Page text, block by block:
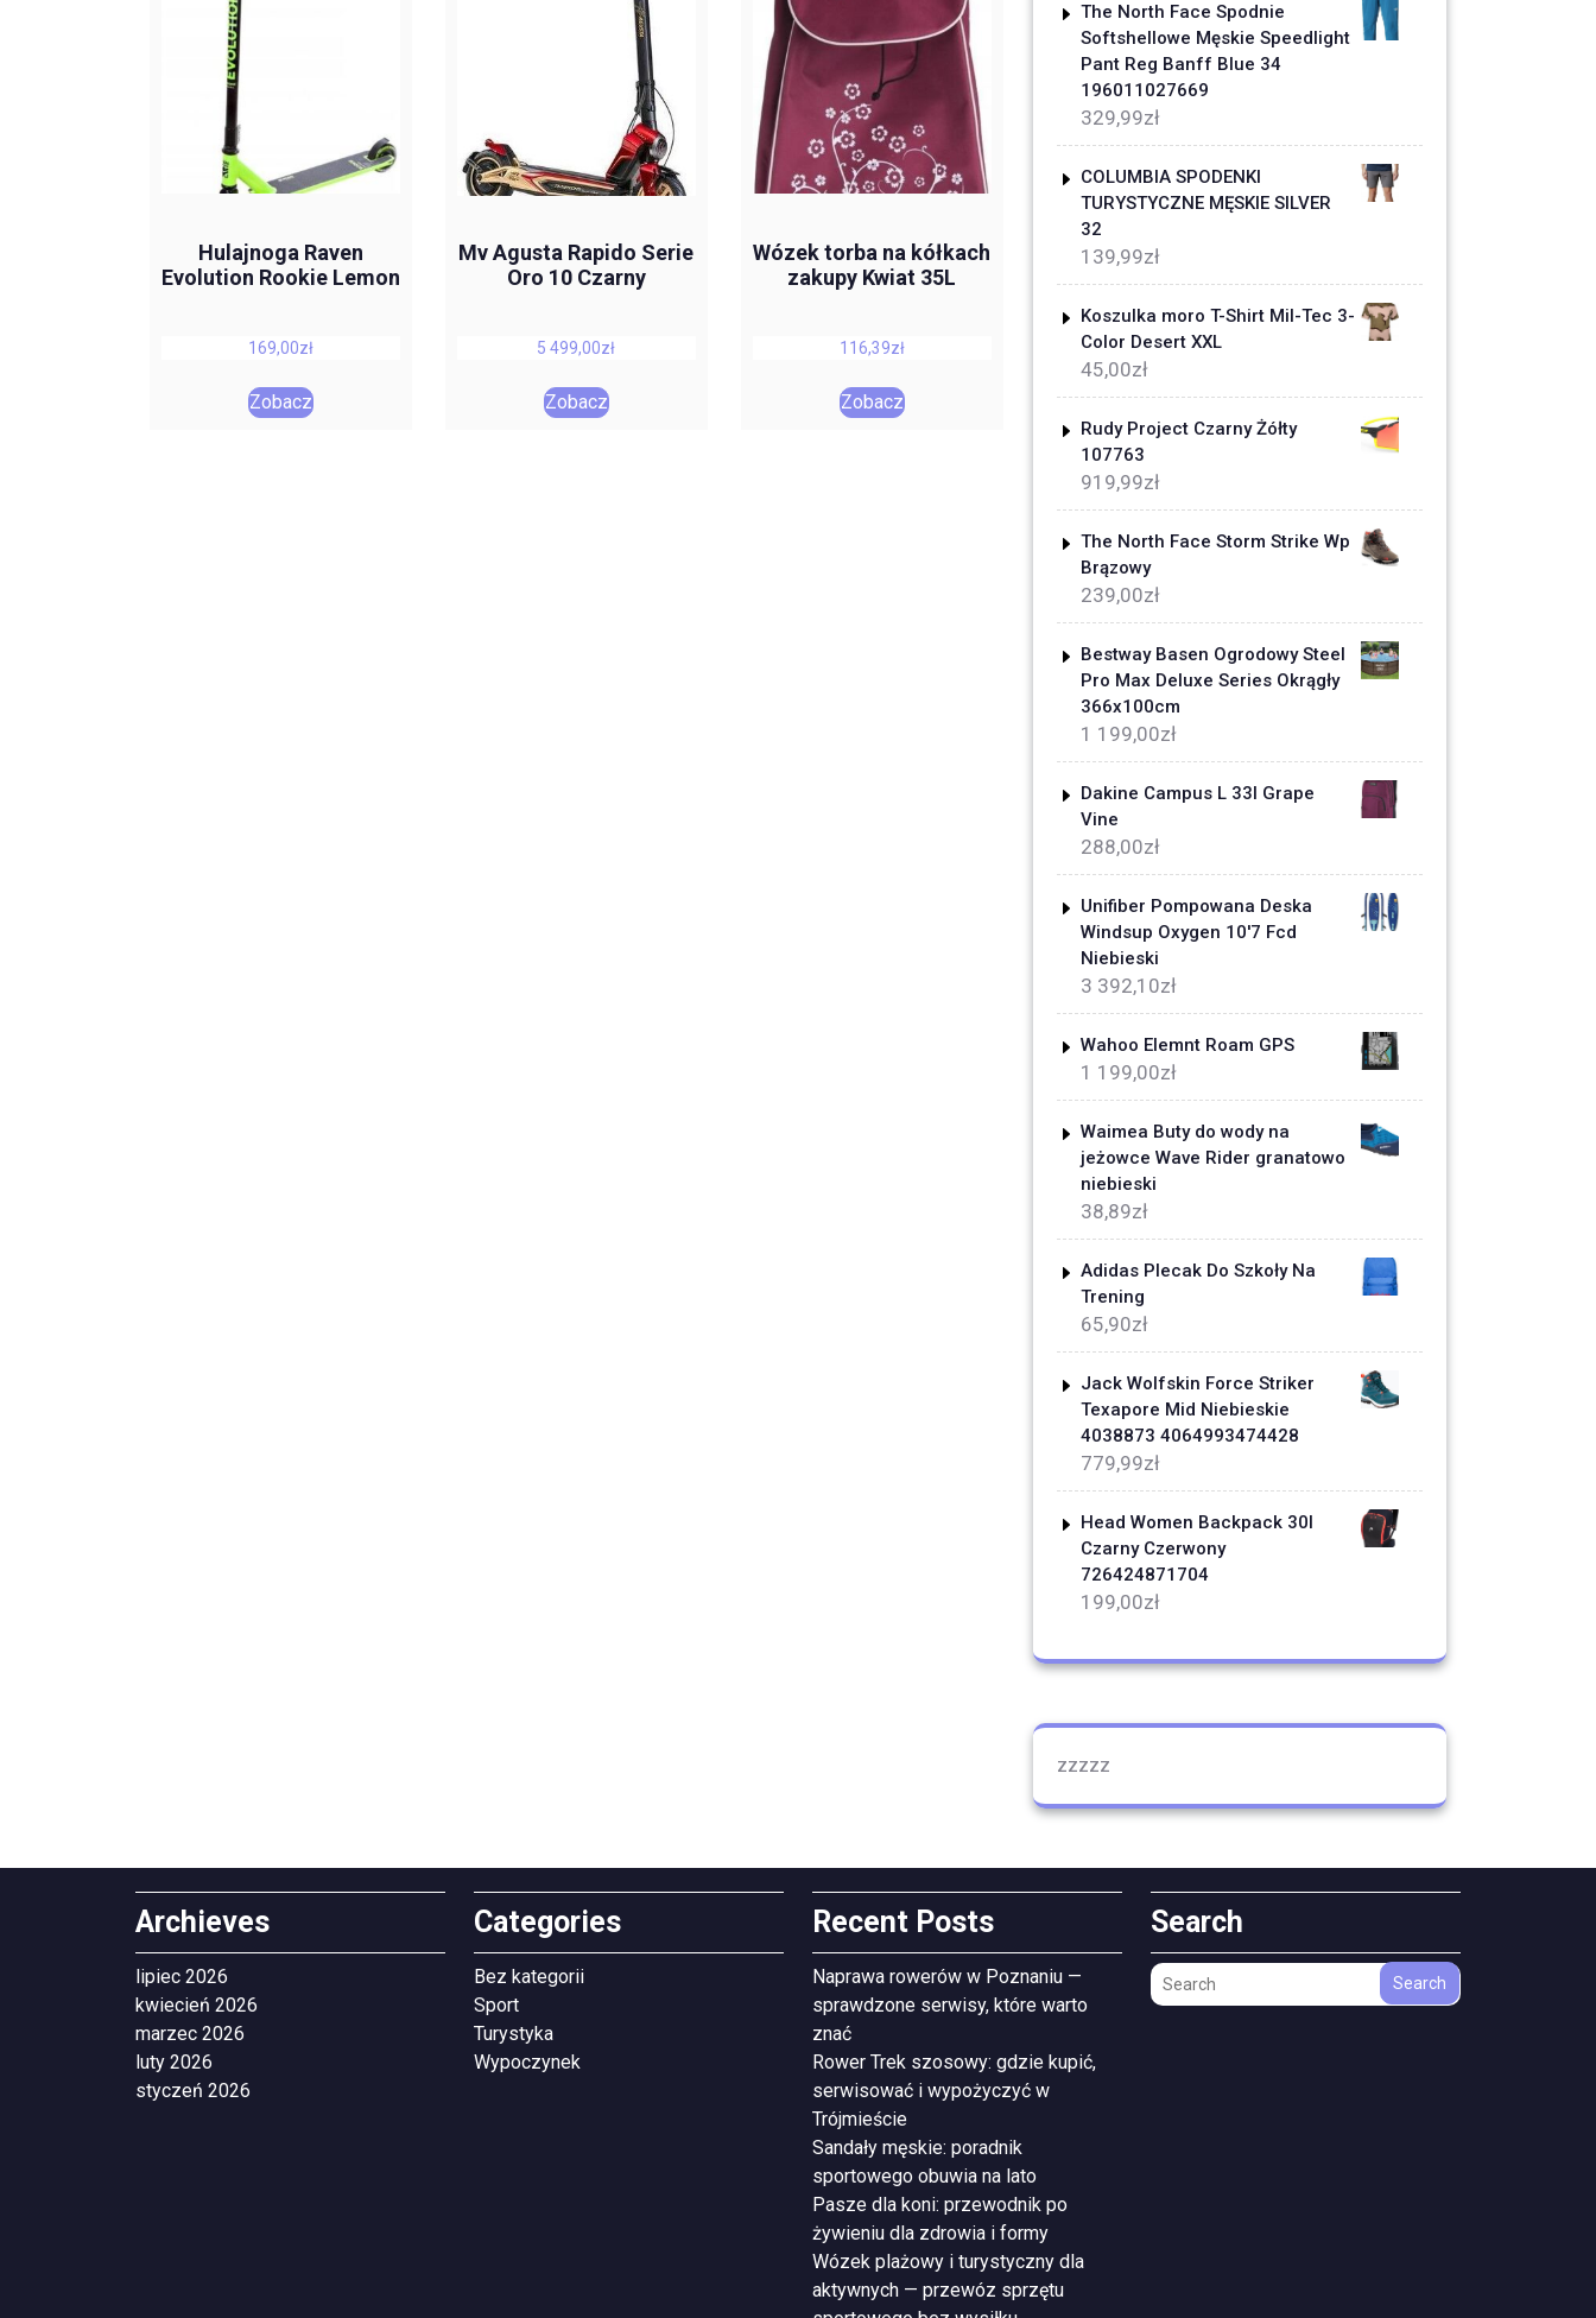
Hulajnoga Raven
Evolution Rookie Lemon
169,00zł
Zobacz
Mv Agusta Rapido Serie
Oro 10 Czarny
5 499,00zł
Zobacz
Wózek torba na kółkach
zakupy Kwiat 35L
116,39zł
Zobacz
The North Face Spodnie
Softshellowe Męskie Speedlight
Pant Reg Banff Blue 34
196011027669
329,99zł
COLUMBIA SPODENKI
TURYSTYCZNE MĘSKIE SILVER
32
139,99zł
Koszulka moro T-Shirt Mil-Tec 3-
Color Desert XXL
45,00zł
Rudy Project Czarny Żółty
107763
919,99zł
The North Face Storm Strike Wp
Brązowy
239,00zł
Bestway Basen Ogrodowy Steel
Pro Max Deluxe Series Okrągły
366x100cm
1 199,00zł
Dakine Campus L 33l Grape
Vine
288,00zł
Unifiber Pompowana Deska
Windsup Oxygen 10'7 Fcd
Niebieski
3 392,10zł
Wahoo Elemnt Roam GPS
1 199,00zł
Waimea Buty do wody na
jeżowce Wave Rider granatowo
niebieski
38,89zł
Adidas Plecak Do Szkoły Na
Trening
65,90zł
Jack Wolfskin Force Striker
Texapore Mid Niebieskie
4038873 4064993474428
779,99zł
Head Women Backpack 30l
Czarny Czerwony
726424871704
199,00zł
zzzzz
Archieves
lipiec 2026
kwiecień 2026
marzec 2026
luty 2026
styczeń 2026
Categories
Bez kategorii
Sport
Turystyka
Wypoczynek
Recent Posts
Naprawa rowerów w Poznaniu —
sprawdzone serwisy, które warto
znać
Rower Trek szosowy: gdzie kupić,
serwisować i wypożyczyć w
Trójmieście
Sandały męskie: poradnik
sportowego obuwia na lato
Pasze dla koni: przewodnik po
żywieniu dla zdrowia i formy
Wózek plażowy i turystyczny dla
aktywnych — przewóz sprzętu
Search
Search